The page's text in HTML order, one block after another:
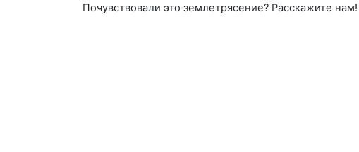
Почувствовали это землетрясение? Расскажите нам!